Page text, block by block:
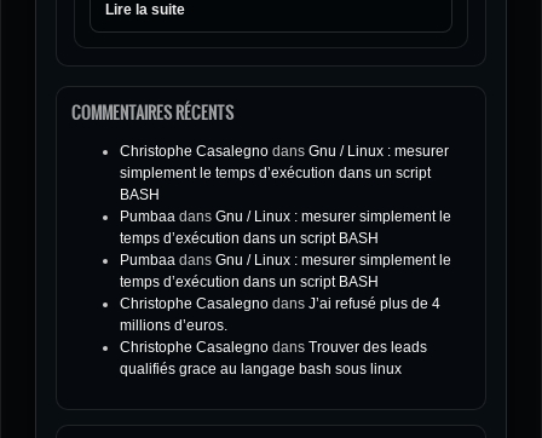
Lire la suite
COMMENTAIRES RÉCENTS
Christophe Casalegno dans Gnu / Linux : mesurer
simplement le temps d’exécution dans un script
BASH
Pumbaa dans Gnu / Linux : mesurer simplement le
temps d’exécution dans un script BASH
Pumbaa dans Gnu / Linux : mesurer simplement le
temps d’exécution dans un script BASH
Christophe Casalegno dans J’ai refusé plus de 4
millions d’euros.
Christophe Casalegno dans Trouver des leads
qualifiés grace au langage bash sous linux